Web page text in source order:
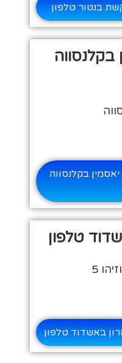
בנטור טלפון
בקלנסווה
בקלנסווה
טלפון
5
באשדוד טלפון